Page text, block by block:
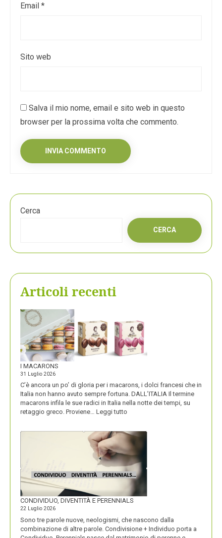
Email *
Sito web
Salva il mio nome, email e sito web in questo
browser per la prossima volta che commento.
Cerca
CERCA
Articoli recenti
I MACARONS
31 Luglio 2026
C’è ancora un po’ di gloria per i macarons, i dolci francesi che in
Italia non hanno avuto sempre fortuna. DALL’ITALIA Il termine
macarons infila le sue radici in Italia nella notte dei tempi, su
retaggio greco. Proviene… Leggi tutto
MACARONS
CONDIVIDUO, DIVENTITÀ E PERENNIALS
22 Luglio 2026
Sono tre parole nuove, neologismi, che nascono dalla
combinazione di altre parole. Condivisione + Individuo porta a